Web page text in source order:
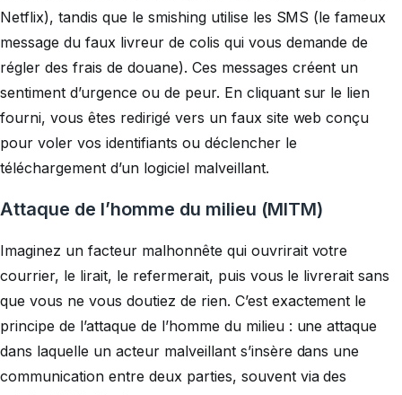
Netflix), tandis que le smishing utilise les SMS (le fameux
message du faux livreur de colis qui vous demande de
régler des frais de douane). Ces messages créent un
sentiment d’urgence ou de peur. En cliquant sur le lien
fourni, vous êtes redirigé vers un faux site web conçu
pour voler vos identifiants ou déclencher le
téléchargement d’un logiciel malveillant.
Attaque de l’homme du milieu (MITM)
Imaginez un facteur malhonnête qui ouvrirait votre
courrier, le lirait, le refermerait, puis vous le livrerait sans
que vous ne vous doutiez de rien. C’est exactement le
principe de l’attaque de l’homme du milieu : une attaque
dans laquelle un acteur malveillant s’insère dans une
communication entre deux parties, souvent via des